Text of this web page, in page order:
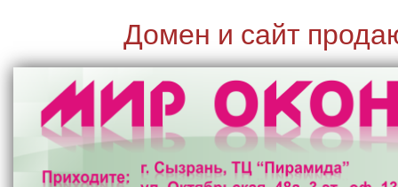
Домен и сайт